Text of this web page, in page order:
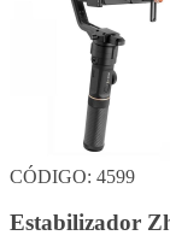
CÓDIGO: 4599
Estabilizador